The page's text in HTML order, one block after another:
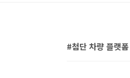
첨단 차량 플랫폼